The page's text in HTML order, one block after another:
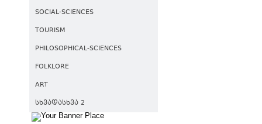
SOCIAL-SCIENCES
TOURISM
PHILOSOPHICAL-SCIENCES
FOLKLORE
ART
ᲡᲮᲕᲐᲓᲐᲡᲮᲕᲐ 2